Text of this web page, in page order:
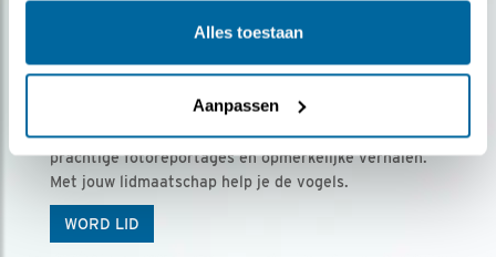
Alles toestaan
Aanpassen
Ontvang 5 x Vogels voor € 36,00 per jaar
Vogels is het tijdschrift voor onze leden, met
prachtige fotoreportages en opmerkelijke verhalen.
Met jouw lidmaatschap help je de vogels.
WORD LID